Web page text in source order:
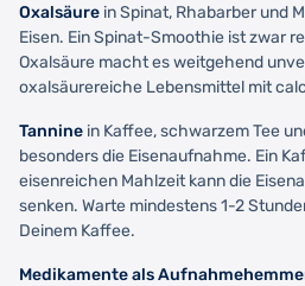
Oxalsäure in Spinat, Rhabarber und
Eisen. Ein Spinat-Smoothie ist zwar
Oxalsäure macht es weitgehend
oxalsäurereiche Lebensmittel mit
Tannine in Kaffee, schwarzem Tee
besonders die Eisenaufnahme. Ein
eisenreichen Mahlzeit kann die
senken. Warte mindestens 1-2
Deinem Kaffee.
Medikamente als